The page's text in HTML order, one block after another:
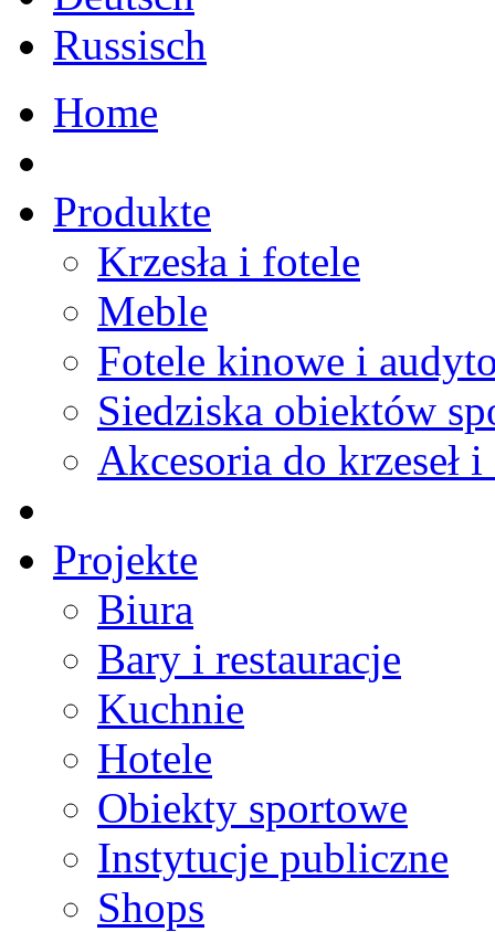
Russisch
Home
Produkte
Krzesła i fotele
Meble
Fotele kinowe i
Siedziska obiektów
Akcesoria do krzeseł
Projekte
Biura
Bary i restauracje
Kuchnie
Hotele
Obiekty sportowe
Instytucje publiczne
Shops